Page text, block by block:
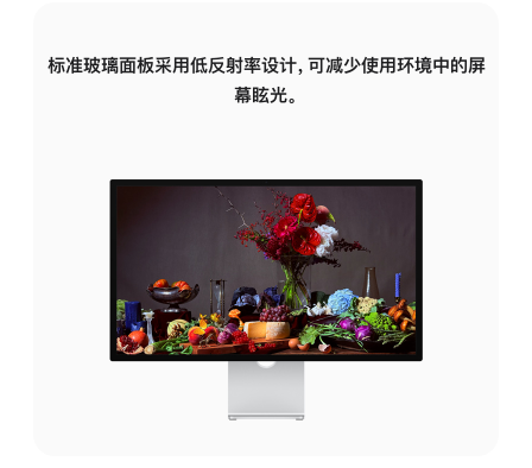
标准玻璃面板采用低反射率设计，可减少使用环境中的屏
幕眩光。